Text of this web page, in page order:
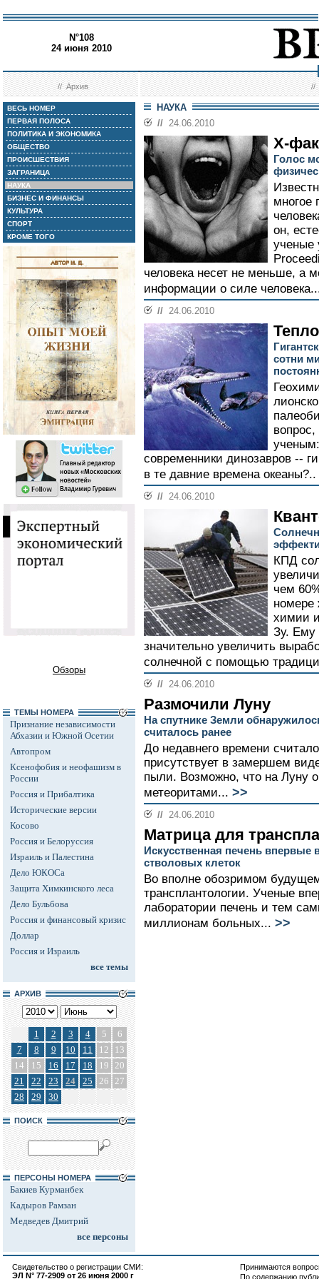
N°108
24 июня 2010
//Архив //
ВЕСЬ НОМЕР
ПЕРВАЯ ПОЛОСА
ПОЛИТИКА И ЭКОНОМИКА
ОБЩЕСТВО
ПРОИСШЕСТВИЯ
ЗАГРАНИЦА
НАУКА
БИЗНЕС И ФИНАНСЫ
КУЛЬТУРА
СПОРТ
КРОМЕ ТОГО
Обзоры
ТЕМЫ НОМЕРА
Признание независимости
Абхазии и Южной Осетии
Автопром
Ксенофобия и неофашизм в
России
Россия и Прибалтика
Исторические версии
Косово
Россия и Белоруссия
Израиль и Палестина
Дело ЮКОСа
Защита Химкинского леса
Дело Бульбова
Россия и финансовый кризис
Доллар
Россия и Израиль
все темы
АРХИВ
1 2 3 4 5
6
7
8 9 10 11 12
13
14
15 16 17 18 19 20
21
22 23 24 25 26 27
28
29 30
ПОИСК
ПЕРСОНЫ НОМЕРА
Бакиев Курманбек
Кадыров Рамзан
Медведев Дмитрий
все персоны
НАУКА
// 24.06.2010
Х-
Голос
многое
он,
ученые
человека несет не меньше, а
информации о силе
// 24.06.2010
сотни
современники динозавров --
в те давние времена океаны?..
// 24.06.2010
КПД
чем
номере
химии
Зу. Ему
значительно увеличить
солнечной с помощью
// 24.06.2010
Размочили Луну
На спутнике Земли
считалось ранее
До недавнего времени
присутствует в замершем
пыли. Возможно, что на Луну
метеоритами... >>
// 24.06.2010
Матрица для
Искусственная печень впервые
стволовых клеток
Во вполне обозримом
трансплантологии. Ученые
лаборатории печень и тем
миллионам больных... >>
Свидетельство о регистрации СМИ:
ЭЛ N° 77-2909 от 26 июня 2000 г
Принимаются
По содержанию